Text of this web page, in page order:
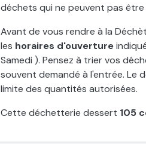
déchets qui ne peuvent pas
Avant de vous rendre à la
les horaires d'ouverture
Samedi ). Pensez à trier vos
souvent demandé à l'entrée. Le
limite des quantités autorisées.
Cette déchetterie dessert 105